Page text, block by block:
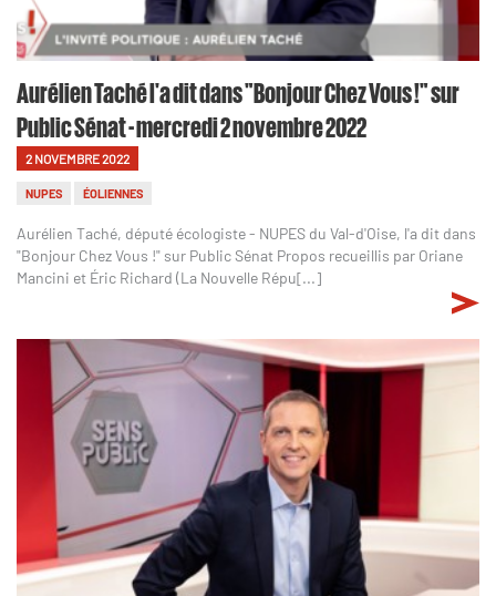
Aurélien Taché l'a dit dans "Bonjour Chez Vous !" sur
Public Sénat - mercredi 2 novembre 2022
2 NOVEMBRE 2022
NUPES ÉOLIENNES
Aurélien Taché, député écologiste - NUPES du Val-d'Oise, l'a dit dans
"Bonjour Chez Vous !" sur Public Sénat Propos recueillis par Oriane
Mancini et Éric Richard (La Nouvelle Répu[...]